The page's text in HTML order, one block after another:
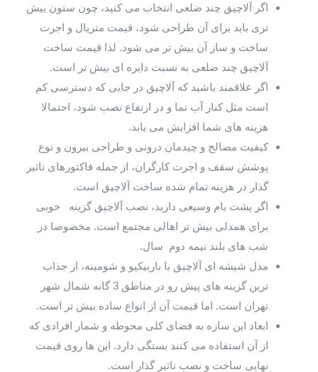
اگر آلاچیق چند ضلعی انتخاب می کنید، چون ستون بیش
تری باید برای آن طراحی شود، قیمت متریال و اجرت
ساخت و ساز آن بیش تر می شود. لذا قیمت ساخت
آلاچیق چند ضلعی به نسبت دایره ای بیش تر است.
اگر علاقمند باشید که آلاچیق در جایی که دسترسی کم
است مثل کنار آب نما و در ارتفاع نصب شود، احتمالا
هزینه های شما افزایش می یابد.
کیفیت مصالح و چیدمان درونی و طراحی بیرون و نوع
پوشش سقف و اجرت کارگران، از جمله فاکتورهای تاثیر
گذار در هزینه تمام شده ساخت آلاچیق است.
اگر پشت بام وسیعی دارید، نصب آلاچیق گزینه خوبی
برای همدلی بیش تر اهالی مجتمع است. مخصوصا در
شب های بلند نیمه دوم سال.
مدل شیشه ای آلاچیق با باربیکیو و شومینه، از جذاب
ترین گزینه های پیش رو در مناطق 3 گانه شمال شهر
تهران است. اما قیمت آن از انواع ساده بیش تر است.
ابعاد این سازه به فضای کلی محوطه و شمار افرادی که
از آن استفاده می کنند بستگی دارد. این ها روی قیمت
نهایی ساخت و نصب تاثیر گذار است.